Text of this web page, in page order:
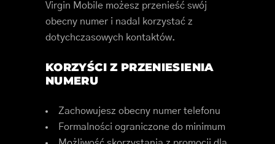
Virgin Mobile możesz przenieść swój
obecny numer i nadal korzystać z
dotychczasowych kontaktów.
KORZYŚCI Z PRZENIESIENIA
NUMERU
Zachowujesz obecny numer telefonu
Formalności ograniczone do minimum